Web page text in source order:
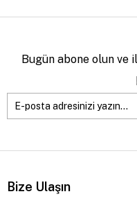
Bugün abone olun ve
Bize Ulaşın